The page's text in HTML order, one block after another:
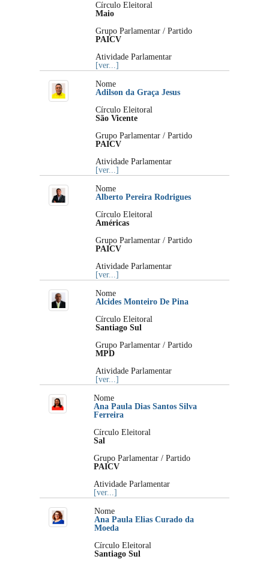
Círculo Eleitoral
Maio
Grupo Parlamentar / Partido
PAICV
Atividade Parlamentar
[ver...]
Nome
Adilson da Graça Jesus
Círculo Eleitoral
São Vicente
Grupo Parlamentar / Partido
PAICV
Atividade Parlamentar
[ver...]
Nome
Alberto Pereira Rodrigues
Círculo Eleitoral
Américas
Grupo Parlamentar / Partido
PAICV
Atividade Parlamentar
[ver...]
Nome
Alcides Monteiro De Pina
Círculo Eleitoral
Santiago Sul
Grupo Parlamentar / Partido
MPD
Atividade Parlamentar
[ver...]
Nome
Ana Paula Dias Santos Silva
Ferreira
Círculo Eleitoral
Sal
Grupo Parlamentar / Partido
PAICV
Atividade Parlamentar
[ver...]
Nome
Ana Paula Elias Curado da
Moeda
Círculo Eleitoral
Santiago Sul